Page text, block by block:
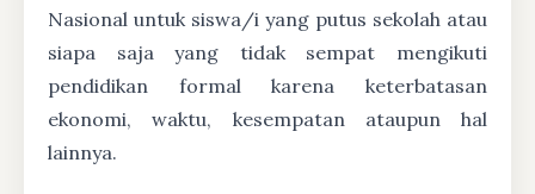
Nasional untuk siswa/i yang putus sekolah atau
siapa saja yang tidak sempat mengikuti
pendidikan formal karena keterbatasan
ekonomi, waktu, kesempatan ataupun hal
lainnya.